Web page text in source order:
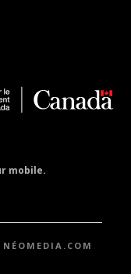
mobile.